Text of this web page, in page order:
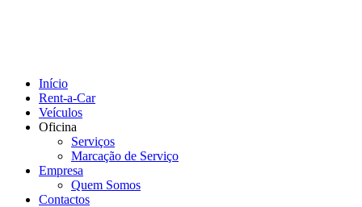
Início
Rent-a-Car
Veículos
Oficina
Serviços
Marcação de Serviço
Empresa
Quem Somos
Contactos